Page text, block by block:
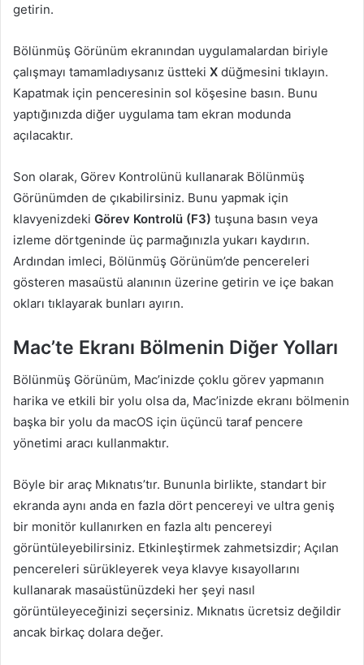
getirin.
Bölünmüş Görünüm ekranından uygulamalardan biriyle
çalışmayı tamamladıysanız üstteki X düğmesini tıklayın.
Kapatmak için penceresinin sol köşesine basın. Bunu
yaptığınızda diğer uygulama tam ekran modunda
açılacaktır.
Son olarak, Görev Kontrolünü kullanarak Bölünmüş
Görünümden de çıkabilirsiniz. Bunu yapmak için
klavyenizdeki Görev Kontrolü (F3) tuşuna basın veya
izleme dörtgeninde üç parmağınızla yukarı kaydırın.
Ardından imleci, Bölünmüş Görünüm’de pencereleri
gösteren masaüstü alanının üzerine getirin ve içe bakan
okları tıklayarak bunları ayırın.
Mac’te Ekranı Bölmenin Diğer Yolları
Bölünmüş Görünüm, Mac’inizde çoklu görev yapmanın
harika ve etkili bir yolu olsa da, Mac’inizde ekranı bölmenin
başka bir yolu da macOS için üçüncü taraf pencere
yönetimi aracı kullanmaktır.
Böyle bir araç Mıknatıs’tır. Bununla birlikte, standart bir
ekranda aynı anda en fazla dört pencereyi ve ultra geniş
bir monitör kullanırken en fazla altı pencereyi
görüntüleyebilirsiniz. Etkinleştirmek zahmetsizdir; Açılan
pencereleri sürükleyerek veya klavye kısayollarını
kullanarak masaüstünüzdeki her şeyi nasıl
görüntüleyeceğinizi seçersiniz. Mıknatıs ücretsiz değildir
ancak birkaç dolara değer.